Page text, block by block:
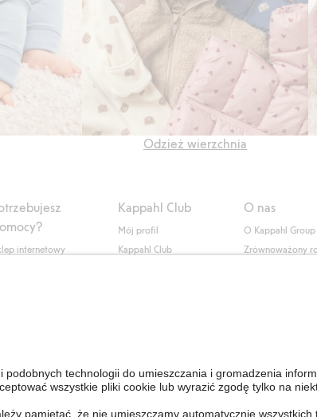
Odzież wierzchnia
internetowy
Styling
od umowy
Kappahl Club
Mój profil
Kappahl Club
O nas
O Kappahl Group
Zrównoważony